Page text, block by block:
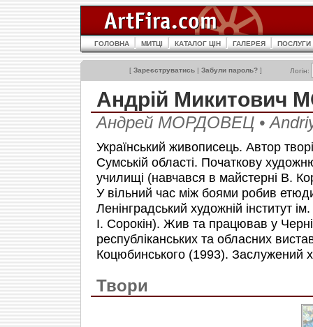
ГОЛОВНА МИТЦІ КАТАЛОГ ЦІН ГАЛЕРЕЯ ПОСЛУГИ
[ Зареєструватись | Забули пароль? ] Логін:
Андрій Микитович
Андрей МОРДОВЕЦ •
Український живописець. Автор
Сумській області. Початкову
училищі (навчався в майстерні В.
У вільний час між боями робив
Ленінградський художній інститут
І. Сорокін). Жив та працював у
республіканських та обласних
Коцюбинського (1993). Заслужений
Твори